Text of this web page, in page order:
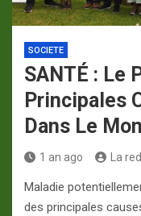
SOCIETE
SANTÉ : Le
Principales
Dans Le
1 an ago La
Maladie
des principales